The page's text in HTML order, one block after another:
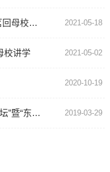
工作动态 | 知名校友、著名词作家易茗回母校主讲“东师校友论坛” 2021-05-18
校讲学 2021-05-02
2020-10-19
姜安校友主讲2019年首场“东师校友论坛”暨“东北大讲堂”第十六场报告会 2019-03-29